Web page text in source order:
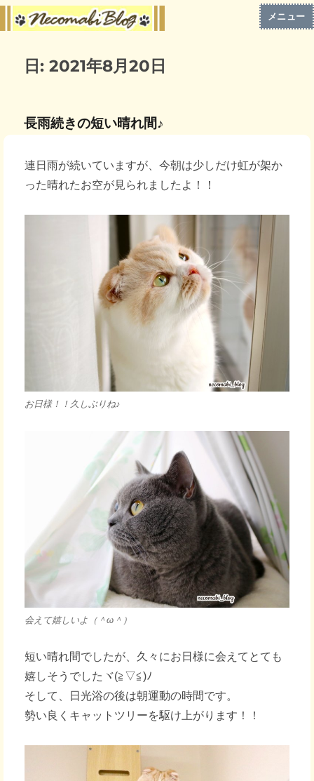
メニュー
日:2021年8月20日
長雨続きの短い晴れ間♪
連日雨が続いていますが、今朝は少しだけ虹が架か
った晴れたお空が見られましたよ！！
お日様！！久しぶりね♪
会えて嬉しいよ（＾ω＾）
短い晴れ間でしたが、久々にお日様に会えてとても
嬉しそうでしたヾ(≧▽≦)ﾉ
そして、日光浴の後は朝運動の時間です。
勢い良くキャットツリーを駆け上がります！！